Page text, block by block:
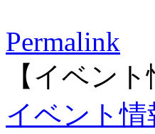
Permalink
【イベン
イベント情